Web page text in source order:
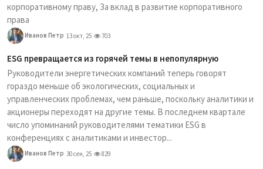
корпоративному праву, За вклад в развитие корпоративного
права
Иванов Петр 13 окт, 25 703
ESG превращается из горячей темы в непопулярную
Руководители энергетических компаний теперь говорят
гораздо меньше об экологических, социальных и
управленческих проблемах, чем раньше, поскольку аналитики и
акционеры переходят на другие темы. В последнем квартале
число упоминаний руководителями тематики ESG в
конференциях с аналитиками и инвестор...
Иванов Петр 30 сен, 25 829